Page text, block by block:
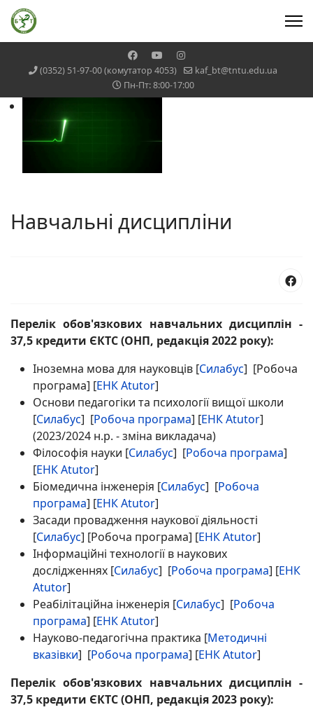
(0352) 51-97-00 (комутатор 4053)
kaf_bt@tntu.edu.ua
Пн-Пт: 8:00-17:00
Навчальні дисципліни
Перелік обов'язкових навчальних дисциплін -
37,5 кредити ЄКТС (ОНП, редакція 2022 року):
Іноземна мова для науковців [Силабус] [Робоча
програма] [ЕНК Atutor]
Основи педагогіки та психології вищої школи
[Силабус] [Робоча програма] [ЕНК Atutor]
(2023/2024 н.р. - зміна викладача)
Філософія науки [Силабус] [Робоча програма]
[ЕНК Atutor]
Біомедична інженерія [Силабус] [Робоча
програма] [ЕНК Atutor]
Засади провадження наукової діяльності
[Силабус] [Робоча програма] [ЕНК Atutor]
Інформаційні технології в наукових
дослідженнях [Силабус] [Робоча програма] [ЕНК
Atutor]
Реабілітаційна інженерія [Силабус] [Робоча
програма] [ЕНК Atutor]
Науково-педагогічна практика [Методичні
вказівки] [Робоча програма] [ЕНК Atutor]
Перелік обов'язкових навчальних дисциплін -
37,5 кредити ЄКТС (ОНП, редакція 2023 року):